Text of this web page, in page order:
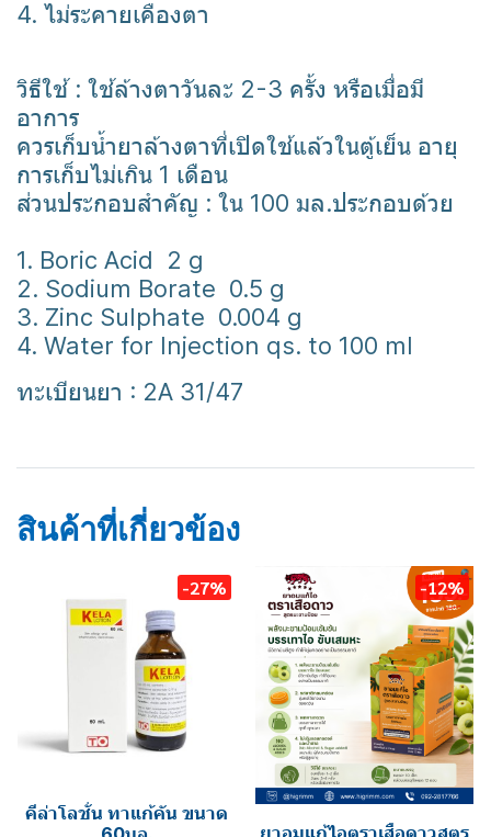
4. ไม่ระคายเคืองตา
วิธีใช้ : ใช้ล้างตาวันละ 2-3 ครั้ง หรือเมื่อมี
อาการ
ควรเก็บน้ำยาล้างตาที่เปิดใช้แล้วในตู้เย็น อายุ
การเก็บไม่เกิน 1 เดือน
ส่วนประกอบสำคัญ : ใน 100 มล.ประกอบด้วย
1. Boric Acid 2 g
2. Sodium Borate 0.5 g
3. Zinc Sulphate 0.004 g
4. Water for Injection qs. to 100 ml
ทะเบียนยา : 2A 31/47
สินค้าที่เกี่ยวข้อง
-27%
คีล่าโลชั่น ทาแก้คัน ขนาด
-12%